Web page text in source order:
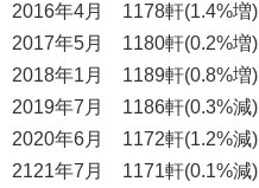
2016年4月 1178軒(1.4%増)
2017年5月 1180軒(0.2%増)
2018年1月 1189軒(0.8%増)
2019年7月 1186軒(0.3%減)
2020年6月 1172軒(1.2%減)
2121年7月 1171軒(0.1%減)